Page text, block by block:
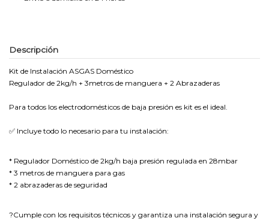
Descripción
Kit de Instalación ASGAS Doméstico
Regulador de 2kg/h + 3metros de manguera + 2 Abrazaderas
Para todos los electrodomésticos de baja presión es kit es el ideal.
✅ Incluye todo lo necesario para tu instalación:
* Regulador Doméstico de 2kg/h baja presión regulada en 28mbar
* 3 metros de manguera para gas
* 2 abrazaderas de seguridad
?Cumple con los requisitos técnicos y garantiza una instalación segura y